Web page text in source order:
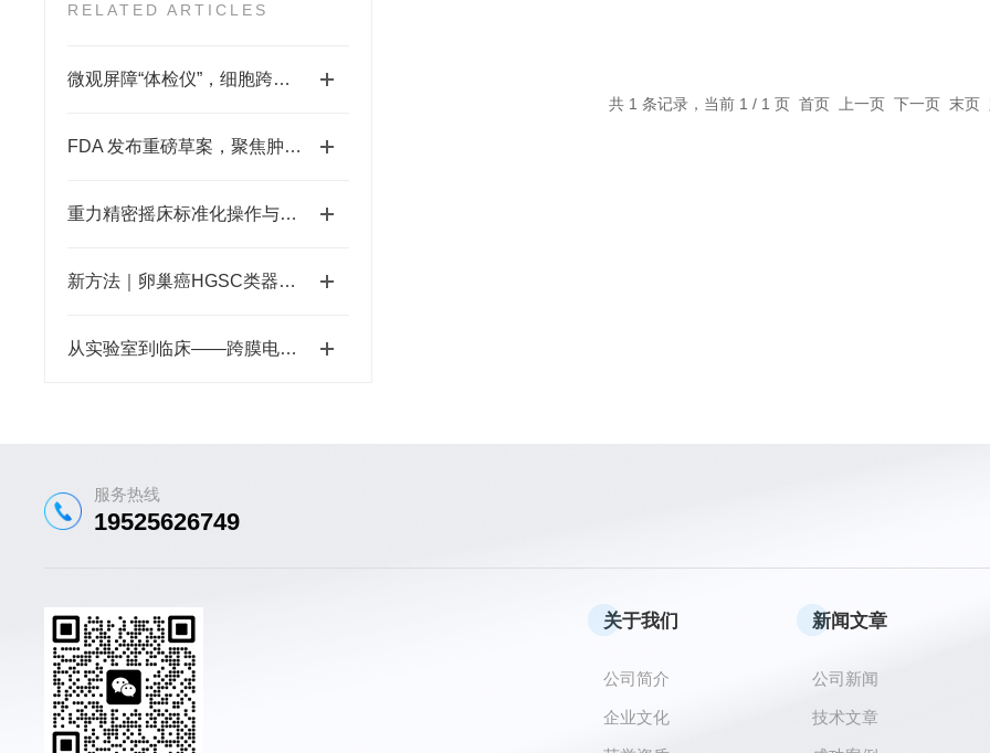
RELATED ARTICLES
微观屏障“体检仪”，细胞跨膜电阻仪量化膜屏障完整性
FDA 发布重磅草案，聚焦肿瘤药，类器官与器官芯片成为药物研发新基础设施
重力精密摇床标准化操作与试验要点
新方法｜卵巢癌HGSC类器官3D共培养模型：14天维持，兼容scRNA-seq
从实验室到临床——跨膜电阻仪在药物研发与毒理学中的核心价值
共 1 条记录，当前 1 / 1 页 首页 上一页 下一页 末页
服务热线
19525626749
关于我们
公司简介
企业文化
新闻文章
公司新闻
技术文章